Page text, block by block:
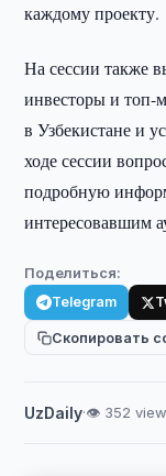
каждому проекту.
На сессии также
инвесторы и
в Узбекистане и
ходе сессии
подробную
интересовавшим
Поделиться:
Telegram
Скопировать
UzDaily·👁 352